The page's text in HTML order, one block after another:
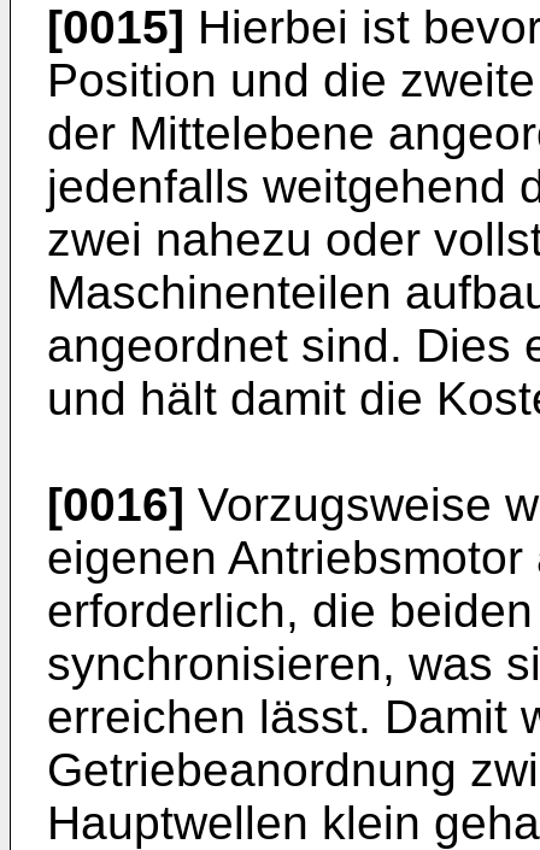
[0015] Hierbei ist
Position und die
der Mittelebene
jedenfalls weitgehend
zwei nahezu oder
Maschinenteilen
angeordnet sind. Dies
und hält damit die
[0016] Vorzugsweise
eigenen
erforderlich, die
synchronisieren, was
erreichen lässt. Damit
Getriebeanordnung
Hauptwellen klein